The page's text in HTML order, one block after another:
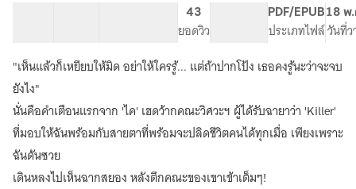
ENGINEER
วิศวะ
ดุ
(คลั่ง)
รัก
43
ยอดวิว
PDF/EPUB
ประเภทไฟล์
18 พ
วันที่ว
"เห็นแล้วก็เหยียบให้มิด อย่าให้ใครรู้... แต่ถ้าปากโป้ง เธอคงรู้นะว่าจะจบ
ยังไง"
นั่นคือคำเตือนแรกจาก 'ไค' เฮดว้ากคณะวิศวะฯ ผู้ได้รับฉายาว่า 'Killer'
ที่มอบให้ฉันพร้อมกับสายตาที่พร้อมจะปลิดชีวิตคนได้ทุกเมื่อ เพียงเพราะ
ฉันดันซวย
เดินหลงไปเห็นฉากสยอง หลังตึกคณะของเขาเข้าเต็มๆ!